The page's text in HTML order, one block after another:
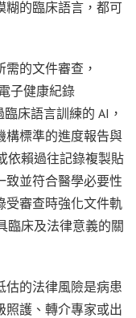
糊的臨床語言，都可
的文件審查，
子健康紀錄
床語言訓練的 AI，
構標準的進度報告與
依賴過往記錄複製貼
致並符合醫學必要性
受審查時強化文件軌
臨床及法律意義的關
估的法律風險是病患
照護、轉介專家或出